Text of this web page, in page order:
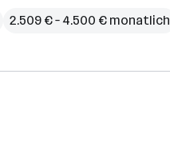
2.509 € – 4.500 € monatlich